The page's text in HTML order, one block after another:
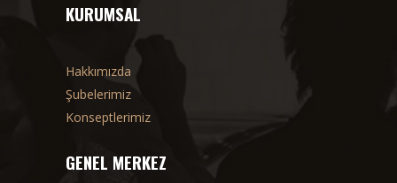
KURUMSAL
Hakkımızda
Şubelerimiz
Konseptlerimiz
GENEL MERKEZ